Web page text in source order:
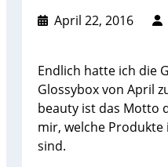
April 22, 2016
Endlich hatte ich die
Glossybox von April
beauty ist das Motto
mir, welche
sind.